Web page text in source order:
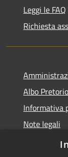
Leggi le FAQ
Richiesta
Albo Pretorio
Informativa
Note legali